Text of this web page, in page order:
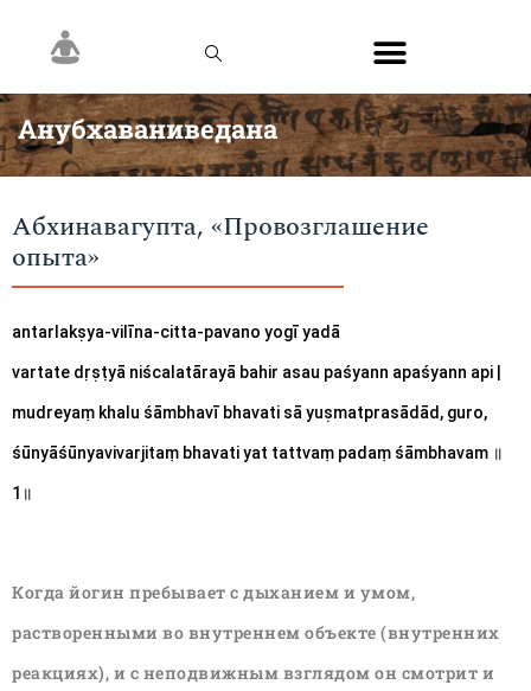
Анубхаваниведана
Абхинавагупта, «Провозглашение
опыта»​
аntarlakṣya-vilīna-citta-pavano yogī yadā
vartate dṛṣṭyā niścalatārayā bahir asau paśyann apaśyann api |
mudreyaṃ khalu śāmbhavī bhavati sā yuṣmatprasādād, guro,
śūnyāśūnyavivarjitaṃ bhavati yat tattvaṃ padaṃ śāmbhavam ॥
1॥
Когда йогин пребывает с дыханием и умом,
растворенными во внутреннем объекте (внутренних
реакциях), и с неподвижным взглядом он смотрит и